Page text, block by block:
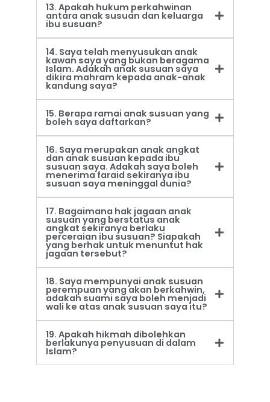
13. Apakah hukum perkahwinan
antara anak susuan dan keluarga
ibu susuan?
14. Saya telah menyusukan anak
kawan saya yang bukan beragama
Islam. Adakah anak susuan saya
dikira mahram kepada anak-anak
kandung saya?
15. Berapa ramai anak susuan yang
boleh saya daftarkan?
16. Saya merupakan anak angkat
dan anak susuan kepada ibu
susuan saya. Adakah saya boleh
menerima faraid sekiranya ibu
susuan saya meninggal dunia?
17. Bagaimana hak jagaan anak
susuan yang berstatus anak
angkat sekiranya berlaku
perceraian ibu susuan? Siapakah
yang berhak untuk menuntut hak
jagaan tersebut?
18. Saya mempunyai anak susuan
perempuan yang akan berkahwin,
adakah suami saya boleh menjadi
wali ke atas anak susuan saya itu?
19. Apakah hikmah dibolehkan
berlakunya penyusuan di dalam
Islam?